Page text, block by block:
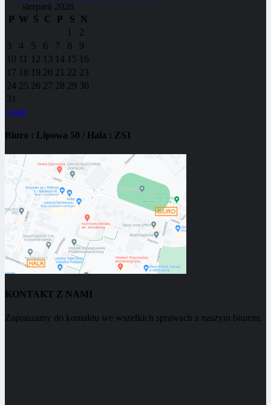
sierpień 2026
P W Ś C P S
N
1
2
3
4 5 6 7 8
9
10 11 12 13 14 15 16
17 18 19 20 21 22 23
24 25 26 27 28 29 30
31
« maj
Biuro : Lipowa 50 / Hala : ZS1
KONTAKT Z NAMI
Zapraszamy do kontaktu we wszelkich sprawach z naszym biurem.